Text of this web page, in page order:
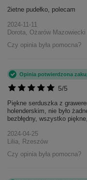
2ietne pudełko, polecam
2024-11-11
Dorota, Ożarów Mazowiecki
Czy opinia była pomocna?
5/5
Opinia potwierdzona
Piękne serduszka z
holenderskim, nie było
bezbłędny, wszystko
2024-04-25
Lilia, Rzeszów
Czy opinia była pomocna?